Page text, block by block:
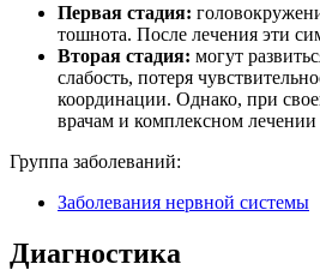
Первая стадия:
тошнота. После лечения эти
Вторая стадия: могут
слабость, потеря
координации. Однако, при
врачам и комплексном
Группа заболеваний:
Заболевания нервной системы
Диагностика